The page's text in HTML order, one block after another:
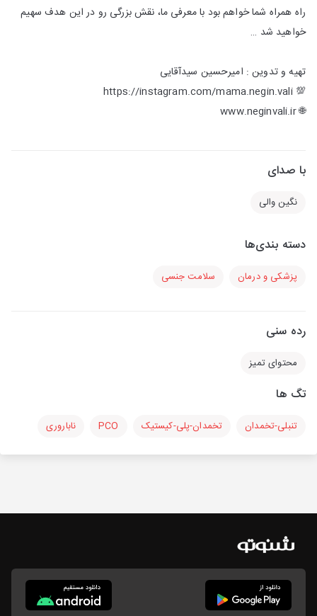
راه همراه شما خواهم بود با معرفی ما، نقش بزرگی رو در این هدف سهیم
خواهید شد …
تهیه و تدوین : امیرحسین سیدآقایی
💯 https://instagram.com/mama.negin.vali
🌐 www.neginvali.ir
با صدای
نگین والی
دسته بندی‌ها
پزشکی و درمان سلامت جنسی
رده سنی
محتوای تمیز
تگ ها
تنبلی-تخمدان تخمدان-پلی-کیستیک PCO ناباروری